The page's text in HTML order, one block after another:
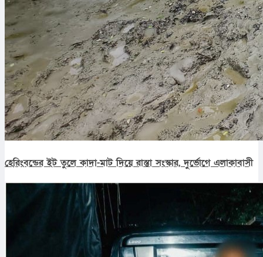
হেরিংবন্ডের ইট তুলে কাদা-মাট দিয়ে রাস্তা সংস্কার, দুর্ভোগে এলাকাবাসী